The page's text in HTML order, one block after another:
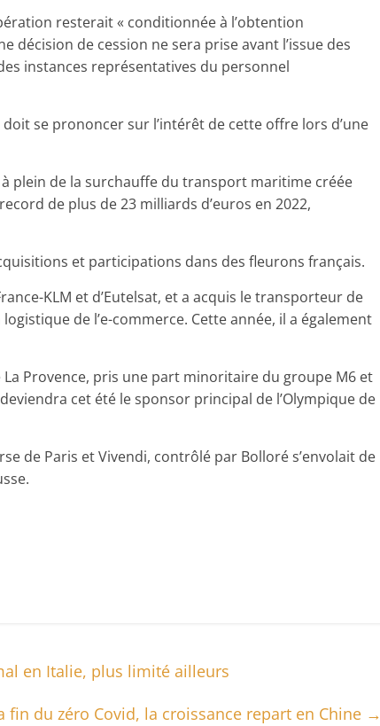
resterait « conditionnée à l’obtention
décision de cession ne sera prise avant l’issue des
instances représentatives du personnel
se prononcer sur l’intérêt de cette offre lors d’une
plein de la surchauffe du transport maritime créée
de plus de 23 milliards d’euros en 2022,
et participations dans des fleurons français.
KLM et d’Eutelsat, et a acquis le transporteur de
de l’e-commerce. Cette année, il a également
La Provence, pris une part minoritaire du groupe M6 et
cet été le sponsor principal de l’Olympique de
de Paris et Vivendi, contrôlé par Bolloré s’envolait de
en Italie, plus limité ailleurs
fin du zéro Covid, la croissance repart en Chine →